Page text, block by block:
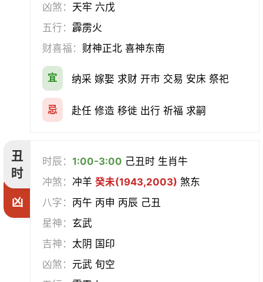
经络 酝酿 造车器
赴任 立券 置产 出货财
祭祀 祈福 求嗣
普渡 造庙
移徙 分居 出火
习艺 栽种
放水 畋猎
凶煞： 天牢 六戊
五行： 霹雳火
财喜福： 财神正北 喜神东南
宜 纳采 嫁娶 求财 开市 交易 安床 祭祀
忌 赴任 修造 移徙 出行 祈福 求嗣
丑
时
凶
时辰：1:00-3:00 己丑时 生肖牛
冲煞：冲羊癸未(1943,2003) 煞东
八字： 丙午 丙申 丙辰 己丑
星神： 玄武
吉神： 太阴 国印
凶煞： 元武 旬空